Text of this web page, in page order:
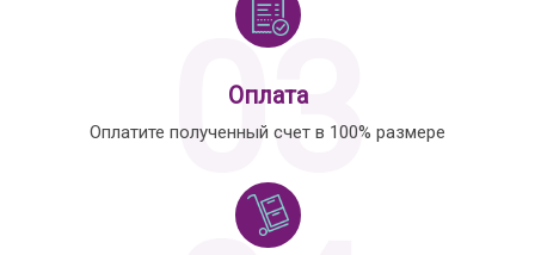
03
Оплата
Оплатите полученный счет в 100% размере